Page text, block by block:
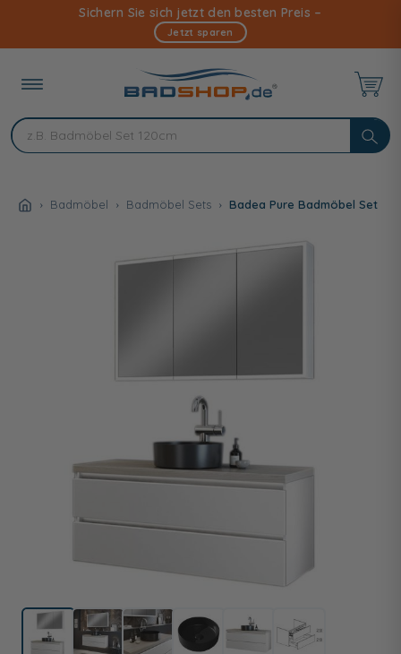
Inhalt
Sichern Sie sich jetzt den besten Preis –
Jetzt sparen
Badmöbel Badmöbel Sets Badea Pure Badmöbel Set